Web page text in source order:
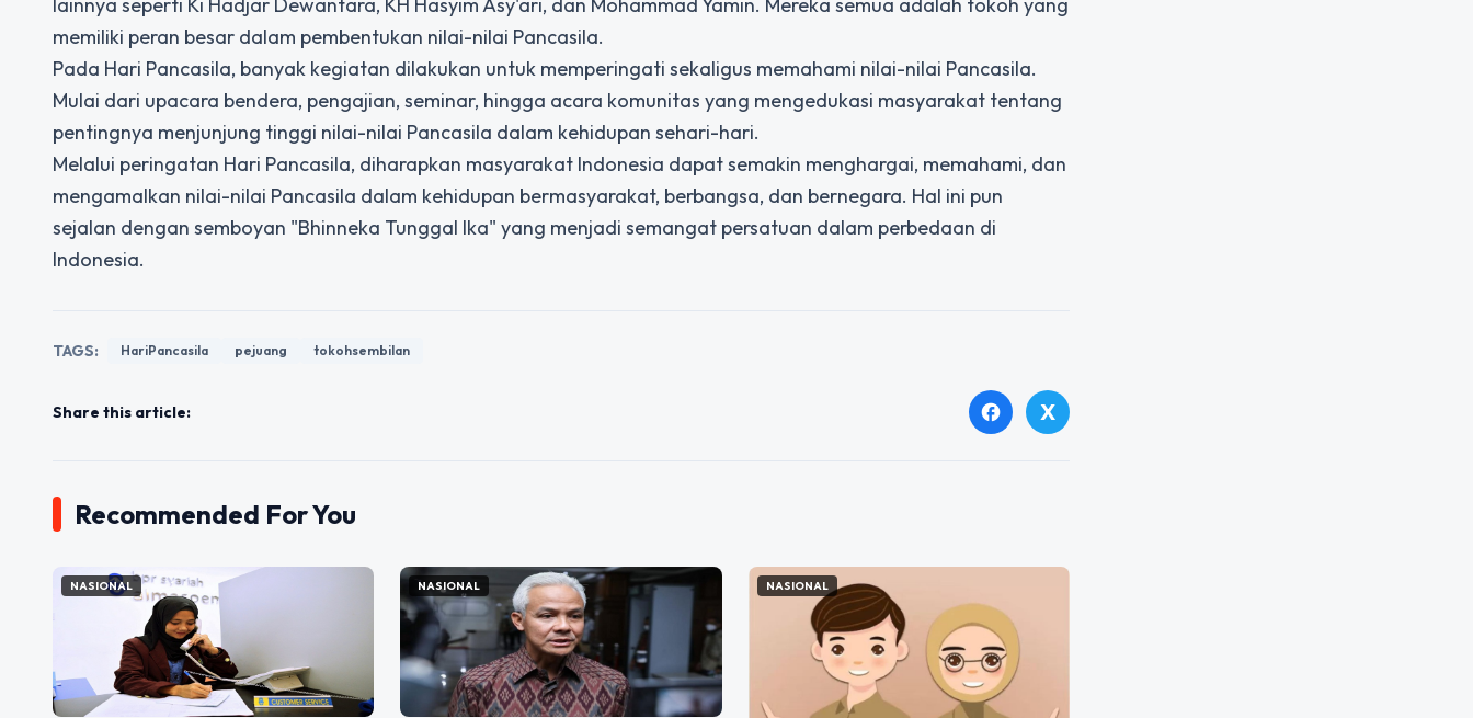
memiliki peran besar dalam pembentukan nilai-nilai Pancasila.
Pada Hari Pancasila, banyak kegiatan dilakukan untuk memperingati sekaligus memahami nilai-nilai Pancasila.
Mulai dari upacara bendera, pengajian, seminar, hingga acara komunitas yang mengedukasi masyarakat tentang
pentingnya menjunjung tinggi nilai-nilai Pancasila dalam kehidupan sehari-hari.
Melalui peringatan Hari Pancasila, diharapkan masyarakat Indonesia dapat semakin menghargai, memahami, dan
mengamalkan nilai-nilai Pancasila dalam kehidupan bermasyarakat, berbangsa, dan bernegara. Hal ini pun
sejalan dengan semboyan "Bhinneka Tunggal Ika" yang menjadi semangat persatuan dalam perbedaan di
Indonesia.
TAGS: HariPancasila pejuang tokohsembilan
Share this article: facebook X
Recommended For You
NASIONAL NASIONAL NASIONAL